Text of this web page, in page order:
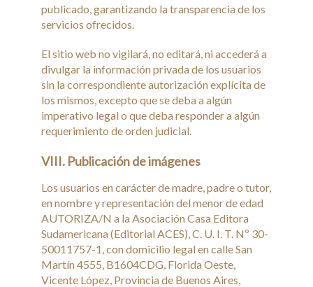
publicado, garantizando la transparencia de los
servicios ofrecidos.
El sitio web no vigilará, no editará, ni accederá a
divulgar la información privada de los usuarios
sin la correspondiente autorización explícita de
los mismos, excepto que se deba a algún
imperativo legal o que deba responder a algún
requerimiento de orden judicial.
VIII. Publicación de imágenes
Los usuarios en carácter de madre, padre o tutor,
en nombre y representación del menor de edad
AUTORIZA/N a la Asociación Casa Editora
Sudamericana (Editorial ACES), C. U. I. T. Nº 30-
50011757-1, con domicilio legal en calle San
Martín 4555, B1604CDG, Florida Oeste,
Vicente López, Provincia de Buenos Aires,